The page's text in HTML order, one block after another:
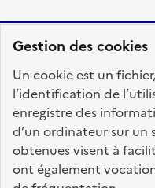
Gestion des cookies
Un cookie est un
l’identification de
enregistre des
d’un ordinateur sur un
obtenues visent à
ont également
FRANÇAISE
fonction-publique.gouv.fr